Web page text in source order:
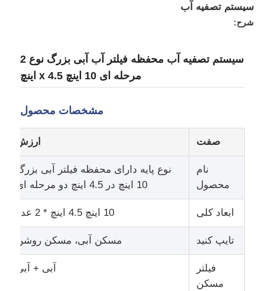
محصولات
فیلم های
دربارهی ما
کارخانه تور
کنترل کیفیت
تماس با ما
سیستم تصفیه آب
شرح:
سیستم تصفیه آب محفظه فیلتر آب آبی بزرگ نوع 2
مرحله ای 10 اینچ x 4.5 اینچ
مشخصات محصول
صفت ارزش
نام
محصول
نوع پایه دارای محفظه فیلتر آبی بزرگ
10 اینچ در 4.5 اینچ دو مرحله ای
ابعاد کلی 10 اینچ 4.5 اینچ * 2 عدد
تایپ کنید مسکن آبی، مسکن روشن
فیلتر
مسکن
آبی + آبی